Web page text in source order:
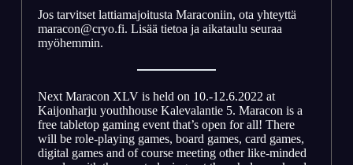
Jos tarvitset lattiamajoitusta Maraconiin, ota yhteyttä
maracon@cryo.fi. Lisää tietoa ja aikataulu seuraa
myöhemmin.
Next Maracon XLV is held on 10.-12.6.2022 at
Kaijonharju youthhouse Kalevalantie 5. Maracon is a
free tabletop gaming event that’s open for all! There
will be role-playing games, board games, card games,
digital games and of course meeting other like-minded